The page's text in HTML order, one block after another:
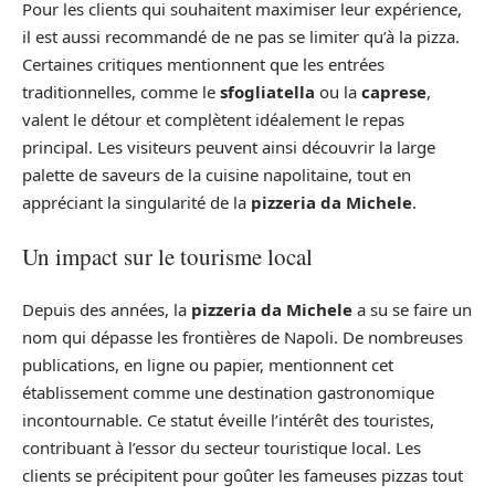
Pour les clients qui souhaitent maximiser leur expérience,
il est aussi recommandé de ne pas se limiter qu’à la pizza.
Certaines critiques mentionnent que les entrées
traditionnelles, comme le sfogliatella ou la caprese,
valent le détour et complètent idéalement le repas
principal. Les visiteurs peuvent ainsi découvrir la large
palette de saveurs de la cuisine napolitaine, tout en
appréciant la singularité de la pizzeria da Michele.
Un impact sur le tourisme local
Depuis des années, la pizzeria da Michele a su se faire un
nom qui dépasse les frontières de Napoli. De nombreuses
publications, en ligne ou papier, mentionnent cet
établissement comme une destination gastronomique
incontournable. Ce statut éveille l’intérêt des touristes,
contribuant à l’essor du secteur touristique local. Les
clients se précipitent pour goûter les fameuses pizzas tout